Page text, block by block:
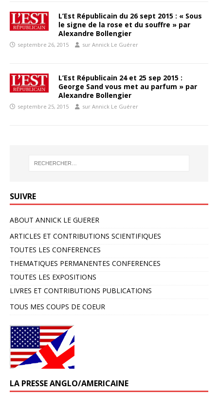
L’Est Républicain du 26 sept 2015 : « Sous
le signe de la rose et du souffre » par
Alexandre Bollengier
septembre 26, 2015 sur Annick Le Guérer
L’Est Républicain 24 et 25 sep 2015 :
George Sand vous met au parfum » par
Alexandre Bollengier
septembre 25, 2015 sur Annick Le Guérer
SUIVRE
ABOUT ANNICK LE GUERER
ARTICLES ET CONTRIBUTIONS SCIENTIFIQUES
TOUTES LES CONFERENCES
THEMATIQUES PERMANENTES CONFERENCES
TOUTES LES EXPOSITIONS
LIVRES ET CONTRIBUTIONS PUBLICATIONS
TOUS MES COUPS DE COEUR
LA PRESSE ANGLO/AMERICAINE